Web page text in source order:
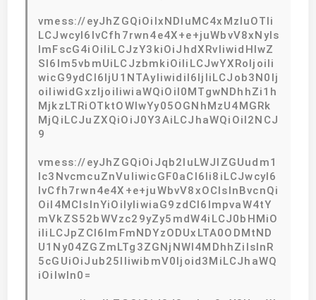
vmess://eyJhZGQiOiIxNDIuMC4xMzIuOTIi
LCJwcyI6IvCfh7rwn4e4X+e+juWbvV8xNyIs
ImFscG4iOiIiLCJzY3kiOiJhdXRvIiwidHlwZ
SI6Im5vbmUiLCJzbmkiOiIiLCJwYXRoIjoiIi
wicG9ydCI6IjU1NTAyIiwidiI6IjIiLCJob3N0Ij
oiIiwidGxzIjoiIiwiaWQiOiI0MTgwNDhhZi1h
MjkzLTRiOTktOWIwYy05OGNhMzU4MGRk
MjQiLCJuZXQiOiJ0Y3AiLCJhaWQiOiI2NCJ
9
vmess://eyJhZGQiOiJqb2luLWJlZGUudm1
lc3NvcmcuZnVuIiwicGF0aCI6Ii8iLCJwcyI6
IvCfh7rwn4e4X+e+juWbvV8xOCIsInBvcnQi
OiI4MCIsInYiOiIyIiwiaG9zdCI6ImpvaW4tY
mVkZS52bWVzc29yZy5mdW4iLCJ0bHMiO
iIiLCJpZCI6ImFmNDYzODUxLTA0ODMtND
U1Ny04ZGZmLTg3ZGNjNWI4MDhhZiIsInR
5cGUiOiJub25lIiwibmV0Ijoid3MiLCJhaWQ
iOiIwIn0=